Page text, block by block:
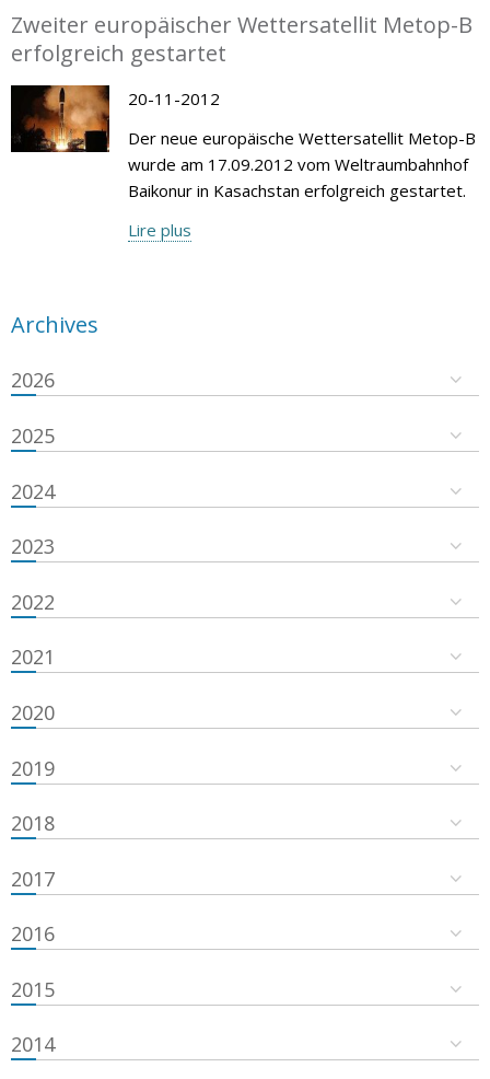
Zweiter europäischer Wettersatellit Metop-B
erfolgreich gestartet
20-11-2012
Der neue europäische Wettersatellit Metop-B
wurde am 17.09.2012 vom Weltraumbahnhof
Baikonur in Kasachstan erfolgreich gestartet.
Lire plus
Archives
2026
2025
2024
2023
2022
2021
2020
2019
2018
2017
2016
2015
2014